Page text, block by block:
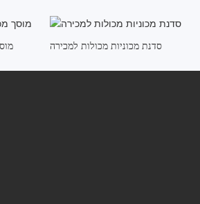
סדנת מכוניות מכולות למכירה